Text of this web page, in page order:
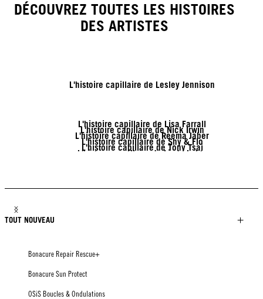
DÉCOUVREZ TOUTES LES HISTOIRES
DES ARTISTES
L'histoire capillaire de Lesley Jennison
L'histoire capillaire de Lisa Farrall
L'histoire capillaire de Nick Irwin
L'histoire capillaire de Reema Jaber
L'histoire capillaire de Shy & Flo
L'histoire capillaire de Tony Tsai
L'histoire capillaire de Linda Lehto
TOUT NOUVEAU
Bonacure Repair Rescue+
Bonacure Sun Protect
OSiS Boucles & Ondulations